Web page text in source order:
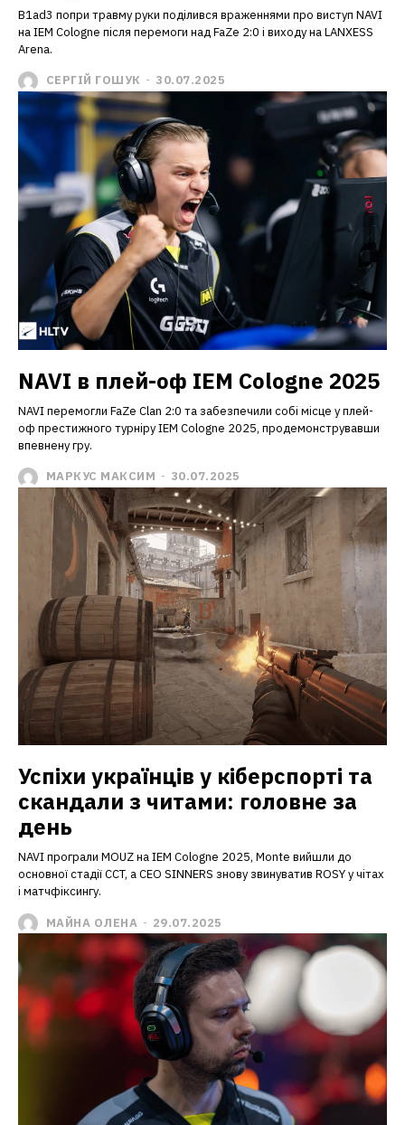
B1ad3 попри травму руки поділився враженнями про виступ NAVI
на IEM Cologne після перемоги над FaZe 2:0 і виходу на LANXESS
Arena.
СЕРГІЙ ГОШУК - 30.07.2025
NAVI в плей-оф IEM Cologne 2025
NAVI перемогли FaZe Clan 2:0 та забезпечили собі місце у плей-
оф престижного турніру IEM Cologne 2025, продемонструвавши
впевнену гру.
МАРКУС МАКСИМ - 30.07.2025
Успіхи українців у кіберспорті та
скандали з читами: головне за
день
NAVI програли MOUZ на IEM Cologne 2025, Monte вийшли до
основної стадії CCT, а CEO SINNERS знову звинуватив ROSY у чітах
і матчфіксингу.
МАЙНА ОЛЕНА - 29.07.2025